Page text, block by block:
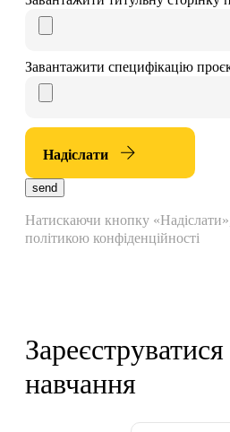
Завантажити специфікацію
Надіслати
send
Натискаючи кнопку
політикою конфіденційності
навчання